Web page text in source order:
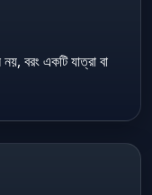
বরং একটি যাত্রা বা